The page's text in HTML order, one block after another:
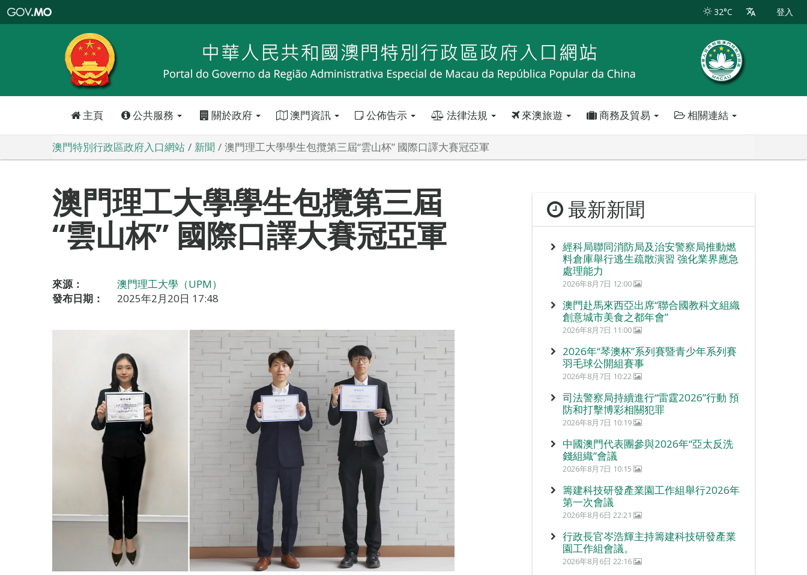
特
政
區
政
口
32°C 登入
主頁 公共服務 關於政府 澳門資訊 公佈告示 法律法規 來澳旅遊 商務及貿易 相關連結
澳門特別行政區政府入口網站 新聞 澳門理工大學學生包攬第三屆“雲山杯” 國際口譯大賽冠亞軍
澳門理工大學學生包攬第三屆
“雲山杯” 國際口譯大賽冠亞軍
來源：
澳門理工大學（UPM）
發布日期：
2025年2月20日 17:48
最新新聞
經科局聯同消防局及治安警察局推動燃
料倉庫舉行逃生疏散演習 強化業界應急
處理能力
2026年8月7日 12:00
澳門赴馬來西亞出席“聯合國教科文組織
創意城市美食之都年會”
2026年8月7日 11:00
2026年“琴澳杯”系列賽暨青少年系列賽
羽毛球公開組賽事
2026年8月7日 10:22
司法警察局持續進行“雷霆2026”行動 預
防和打擊博彩相關犯罪
2026年8月7日 10:19
中國澳門代表團參與2026年“亞太反洗
錢組織”會議
2026年8月7日 10:15
籌建科技研發產業園工作組舉行2026年
第一次會議
2026年8月6日 22:21
行政長官岑浩輝主持籌建科技研發產業
園工作組會議。
2026年8月6日 22:16